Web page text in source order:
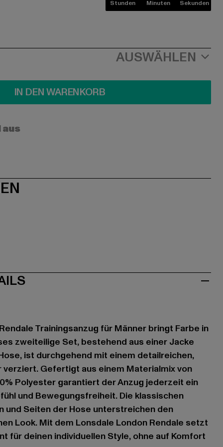
Stunden Minuten Sekunden
AUSWÄHLEN
IN DEN WARENKORB
Trainingsanzug für Männer bringt Farbe in
zweiteilige Set, bestehend aus einer Jacke
ist durchgehend mit einem detailreichen,
Gefertigt aus einem Materialmix von
Polyester garantiert der Anzug jederzeit ein
und Bewegungsfreiheit. Die klassischen
und Seiten der Hose unterstreichen den
Look. Mit dem Lonsdale London Rendale setzt
für deinen individuellen Style, ohne auf Komfort